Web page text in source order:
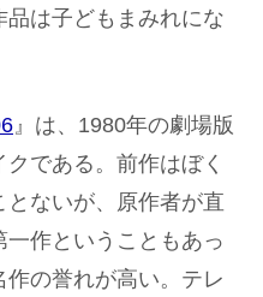
は子どもまみれにな
』は、1980年の劇場版
クである。前作はぼく
ないが、原作者が直
作ということもあっ
の誉れが高い。テレ